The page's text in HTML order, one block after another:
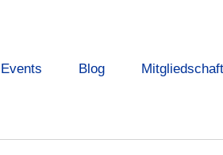
Events Blog Mitgliedschaft